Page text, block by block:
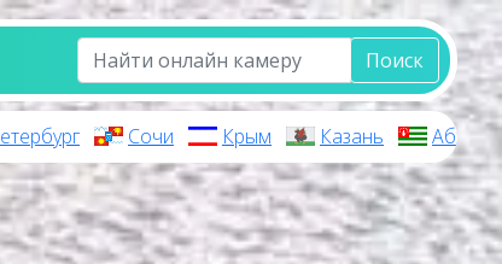
Поиск
Сочи Крым Казань